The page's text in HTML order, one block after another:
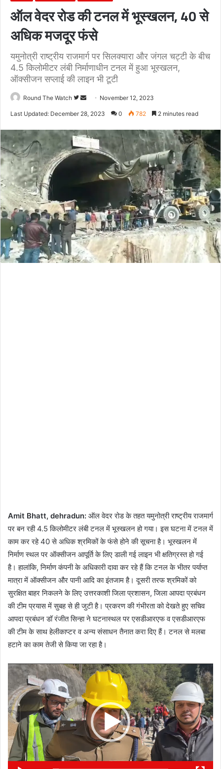
ऑल वेदर रोड की टनल में भूस्खलन, 40 से
अधिक मजदूर फंसे
यमुनोत्री राष्ट्रीय राजमार्ग पर सिलक्यारा और जंगल चट्टी के बीच
4.5 किलोमीटर लंबी निर्माणाधीन टनल में हुआ भूस्खलन,
ऑक्सीजन सप्लाई की लाइन भी टूटी
Round The Watch
Follow
Send November 12, 2023
Last Updated: December 28, 2023 0 782 2 minutes read
Amit Bhatt, dehradun: ऑल वेदर रोड के तहत यमुनोत्री राष्ट्रीय राजमार्ग
पर बन रही 4.5 किलोमीटर लंबी टनल में भूस्खलन हो गया। इस घटना में टनल में
काम कर रहे 40 से अधिक श्रमिकों के फंसे होने की सूचना है। भूस्खलन में
निर्माण स्थल पर ऑक्सीजन आपूर्ति के लिए डाली गई लाइन भी क्षतिग्रस्त हो गई
है। हालांकि, निर्माण कंपनी के अधिकारी दावा कर रहे हैं कि टनल के भीतर पर्याप्त
मात्रा में ऑक्सीजन और पानी आदि का इंतजाम है। दूसरी तरफ श्रमिकों को
सुरक्षित बाहर निकलने के लिए उत्तरकाशी जिला प्रशासन, जिला आपदा प्रबंधन
की टीम प्रयास में सुबह से ही जुटी है। प्रकरण की गंभीरता को देखते हुए सचिव
आपदा प्रबंधन डॉ रंजीत सिन्हा ने घटनास्थल पर एसडीआरएफ व एसडीआरएफ
की टीम के साथ हेलीकाप्टर व अन्य संसाधन तैनात करा दिए हैं। टनल से मलबा
हटाने का काम तेजी से किया जा रहा है।
Video
Player